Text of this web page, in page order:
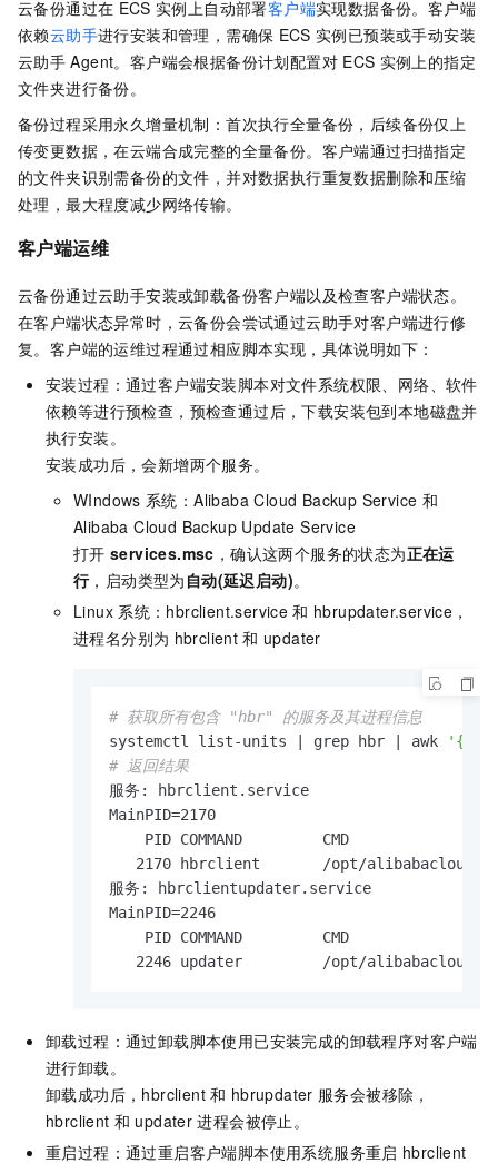
云备份通过在 ECS 实例上自动部署客户端实现数据备份。客户端
依赖云助手进行安装和管理，需确保 ECS 实例已预装或手动安装
云助手 Agent。客户端会根据备份计划配置对 ECS 实例上的指定
文件夹进行备份。
备份过程采用永久增量机制：首次执行全量备份，后续备份仅上
传变更数据，在云端合成完整的全量备份。客户端通过扫描指定
的文件夹识别需备份的文件，并对数据执行重复数据删除和压缩
处理，最大程度减少网络传输。
客户端运维
云备份通过云助手安装或卸载备份客户端以及检查客户端状态。
在客户端状态异常时，云备份会尝试通过云助手对客户端进行修
复。客户端的运维过程通过相应脚本实现，具体说明如下：
安装过程：通过客户端安装脚本对文件系统权限、网络、软件
依赖等进行预检查，预检查通过后，下载安装包到本地磁盘并
执行安装。
安装成功后，会新增两个服务。
WIndows 系统：Alibaba Cloud Backup Service 和
Alibaba Cloud Backup Update Service
打开 services.msc ，确认这两个服务的状态为正在运
行，启动类型为 自动(延迟启动)。
Linux 系统：hbrclient.service 和 hbrupdater.service，
进程名分别为 hbrclient 和 updater
# 获取所有包含 "hbr" 的服务及其进程信息
systemctl list-units | grep hbr | awk
# 返回结果
服务: hbrclient.service
MainPID=2170
    PID COMMAND         CMD
2170 hbrclient       /opt/alibabacloud/
服务: hbrclientupdater.service
MainPID=2246
    PID COMMAND         CMD
2246 updater         /opt/alibabacloud/
卸载过程：通过卸载脚本使用已安装完成的卸载程序对客户端
进行卸载。
卸载成功后，hbrclient 和 hbrupdater 服务会被移除，
hbrclient 和 updater 进程会被停止。
重启过程：通过重启客户端脚本使用系统服务重启 hbrclient